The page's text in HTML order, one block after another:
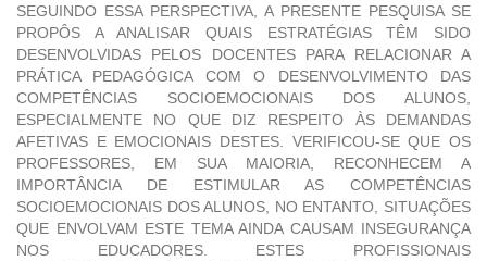
SEGUINDO ESSA PERSPECTIVA, A PRESENTE PESQUISA SE
PROPÔS A ANALISAR QUAIS ESTRATÉGIAS TÊM SIDO
DESENVOLVIDAS PELOS DOCENTES PARA RELACIONAR A
PRÁTICA PEDAGÓGICA COM O DESENVOLVIMENTO DAS
COMPETÊNCIAS SOCIOEMOCIONAIS DOS ALUNOS,
ESPECIALMENTE NO QUE DIZ RESPEITO ÀS DEMANDAS
AFETIVAS E EMOCIONAIS DESTES. VERIFICOU-SE QUE OS
PROFESSORES, EM SUA MAIORIA, RECONHECEM A
IMPORTÂNCIA DE ESTIMULAR AS COMPETÊNCIAS
SOCIOEMOCIONAIS DOS ALUNOS, NO ENTANTO, SITUAÇÕES
QUE ENVOLVAM ESTE TEMA AINDA CAUSAM INSEGURANÇA
NOS EDUCADORES. ESTES PROFISSIONAIS